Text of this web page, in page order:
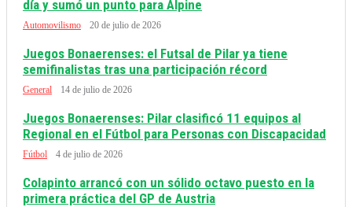
día y sumó un punto para Alpine
Automovilismo 20 de julio de 2026
Juegos Bonaerenses: el Futsal de Pilar ya tiene
semifinalistas tras una participación récord
General 14 de julio de 2026
Juegos Bonaerenses: Pilar clasificó 11 equipos al
Regional en el Fútbol para Personas con Discapacidad
Fútbol 4 de julio de 2026
Colapinto arrancó con un sólido octavo puesto en la
primera práctica del GP de Austria